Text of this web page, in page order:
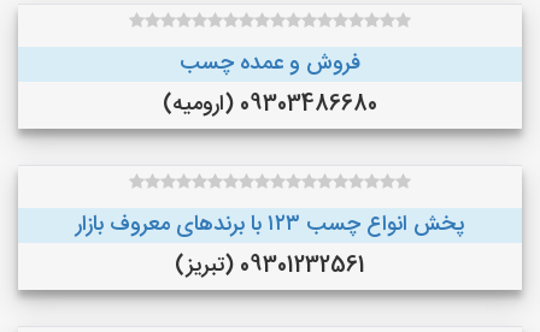
فروش و عمده چسب
09303486680 (ارومیه)
پخش انواع چسب ۱۲۳ با برندهای معروف بازار
09301232561 (تبریز)